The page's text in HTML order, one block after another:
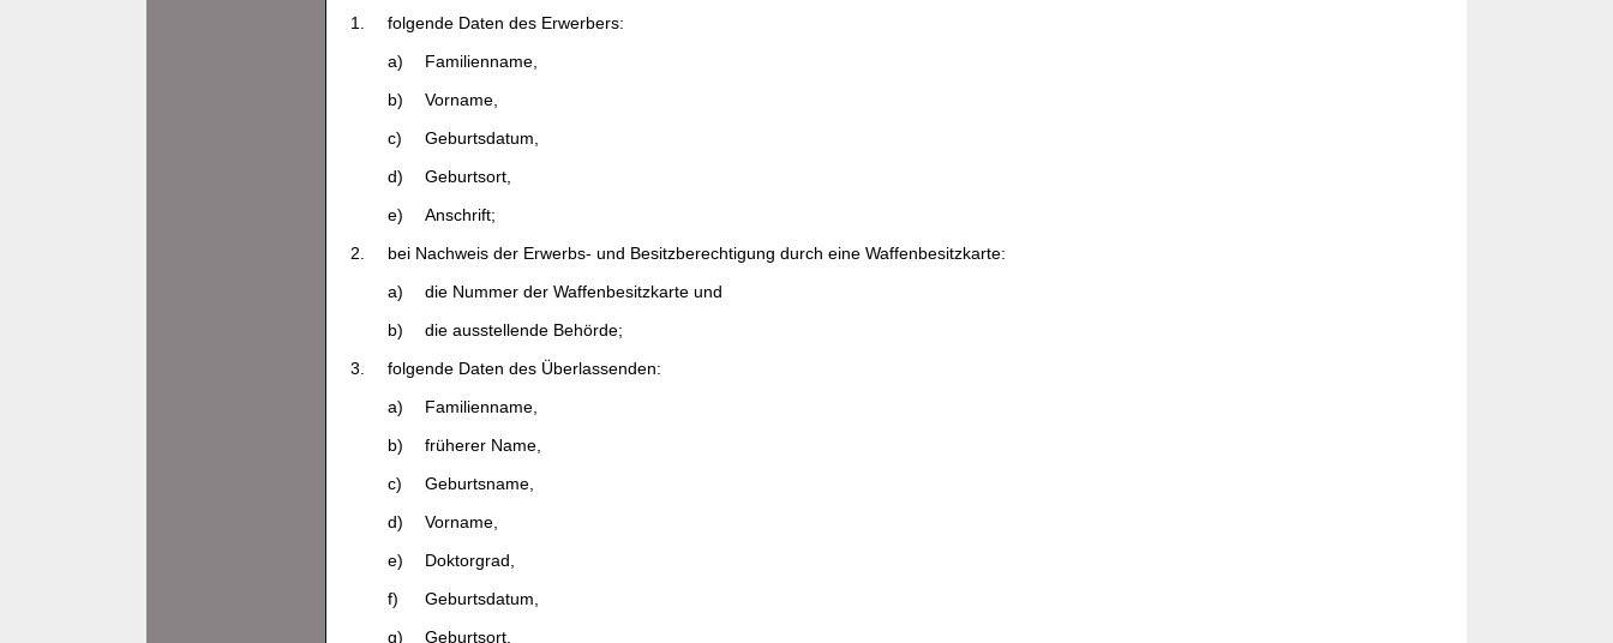
1.
folgende Daten des Erwerbers:
a)
Familienname,
b)
Vorname,
c)
Geburtsdatum,
d)
Geburtsort,
e)
Anschrift;
2.
bei Nachweis der Erwerbs- und Besitzberechtigung durch eine Waffenbesitzkarte:
a)
die Nummer der Waffenbesitzkarte und
b)
die ausstellende Behörde;
3.
folgende Daten des Überlassenden:
a)
Familienname,
b)
früherer Name,
c)
Geburtsname,
d)
Vorname,
e)
Doktorgrad,
f)
Geburtsdatum,
g)
Geburtsort,